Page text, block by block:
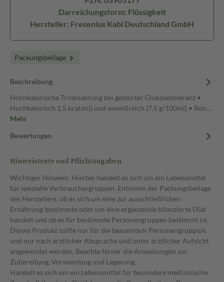
Darreichungsform: Flüssigkeit
Hersteller: Fresenius Kabi Deutschland GmbH
Packungsbeilage
Beschreibung
Hochkalorische Trinknahrung bei gestörter Glukosetoleranz •
Hochkalorisch 1,5 kcal/ml) und eiweißreich (7,5 g/100ml) • Reic…
Mehr
Bewertungen
Hinweistexte und Pflichtangaben
Wichtiger Hinweis: Hierbei handelt es sich um ein Lebensmittel
für spezielle Verbrauchergruppen. Entnimm der Packungsbeilage
des Herstellers, ob es sich um eine zur ausschließlichen
Ernährung bestimmte oder um eine ergänzende bilanzierte Diät
handelt und ob es für bestimmte Personengruppen bestimmt ist.
Dieses Produkt sollte nur für die benannte/n Personengruppe/n
und nur nach ärztlicher Absprache und unter ärztlicher Aufsicht
angewendet werden. Beachte ferner die Anweisungen zur
Zubereitung, Verwendung und Lagerung.
Handelt es sich um ein Lebensmittel für besondere medizinische